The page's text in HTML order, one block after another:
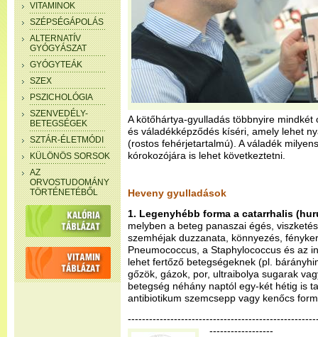
VITAMINOK
SZÉPSÉGÁPOLÁS
ALTERNATÍV
GYÓGYÁSZAT
GYÓGYTEÁK
SZEX
PSZICHOLÓGIA
SZENVEDÉLY-
BETEGSÉGEK
SZTÁR-ÉLETMÓDI
KÜLÖNÖS SORSOK
AZ
ORVOSTUDOMÁNY
TÖRTÉNETÉBŐL
A kötőhártya-gyulladás többnyire
és váladékképződés kíséri, amely lehet
(rostos fehérjetartalmú). A váladék
kórokozójára is lehet következtetni.
Heveny gyulladások
1. Legenyhébb forma a catarrhalis
melyben a beteg panaszai égés,
szemhéjak duzzanata, könnyezés,
Pneumococcus, a Staphylococcus és az
lehet fertőző betegségeknek (pl.
gőzök, gázok, por, ultraibolya sugarak
betegség néhány naptól egy-két hétig is
antibiotikum szemcsepp vagy kenőcs
------------------